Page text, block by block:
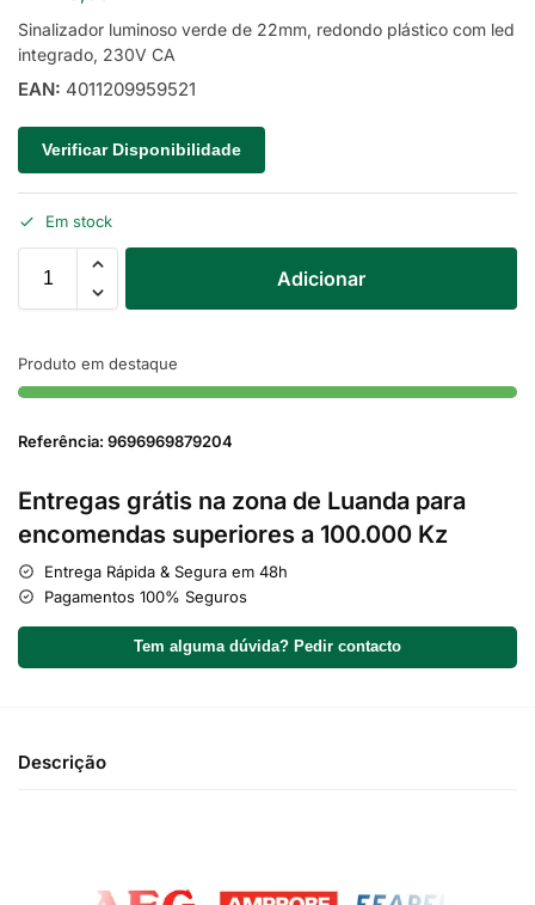
Sinalizador luminoso verde de 22mm, redondo plástico com led
integrado, 230V CA
EAN: 4011209959521
Verificar Disponibilidade
Em stock
Adicionar
Produto em destaque
Referência: 9696969879204
Entregas grátis na zona de Luanda para
encomendas superiores a 100.000 Kz
Entrega Rápida & Segura em 48h
Pagamentos 100% Seguros
Tem alguma dúvida? Pedir contacto
Descrição